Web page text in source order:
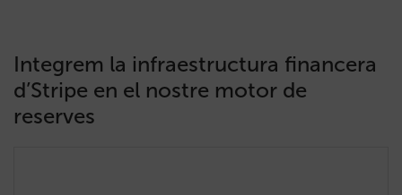
Integrem la infraestructura financera
d’Stripe en el nostre motor de
reserves